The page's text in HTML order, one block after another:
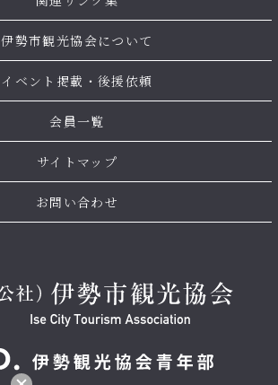
伊勢市観光協会について
イベント掲載・後援依頼
会員一覧
サイトマップ
お問い合わせ